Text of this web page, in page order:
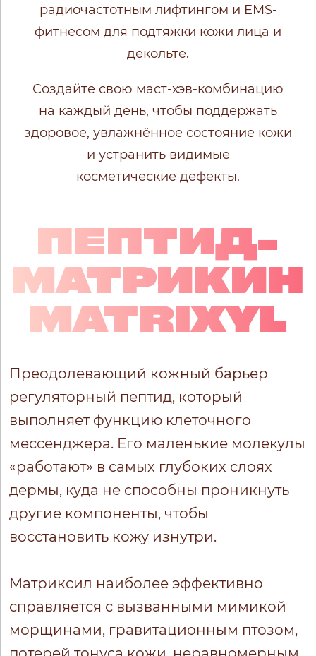
радиочастотным лифтингом и EMS-
фитнесом для подтяжки кожи лица и
декольте.
Создайте свою маст-хэв-комбинацию
на каждый день, чтобы поддержать
здоровое, увлажнённое состояние кожи
и устранить видимые
косметические дефекты.
ПЕПТИД-
МАТРИКИН
MATRIXYL
Преодолевающий кожный барьер
регуляторный пептид, который
выполняет функцию клеточного
мессенджера. Его маленькие молекулы
«работают» в самых глубоких слоях
дермы, куда не способны проникнуть
другие компоненты, чтобы
восстановить кожу изнутри.
Матриксил наиболее эффективно
справляется с вызванными мимикой
морщинами, гравитационным птозом,